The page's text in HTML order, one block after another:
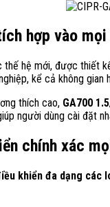
hợp vào
thế hệ mới, được thiết
kể cả không gian
thích cao, GA700
người dùng cài đặt
chính xác
khiển đa dạng các